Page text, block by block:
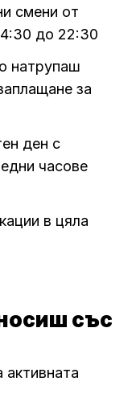
смени от
до 22:30
натрупаш
за
ден с
часове
в цяла
със